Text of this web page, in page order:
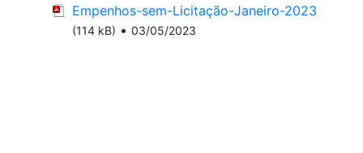
Empenhos-sem-Licitação-Janeiro-2023
(114 kB) • 03/05/2023